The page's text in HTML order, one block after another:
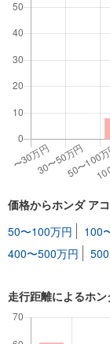
価格からホンダ ア
50〜100万円
100
400〜500万円
走行距離によるホ